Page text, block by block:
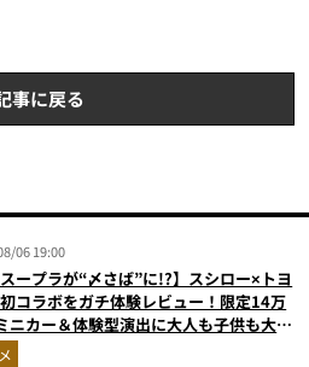
事に戻る
06 19:00
スープラが“〆さば”に!?】スシロー×トヨ
コラボをガチ体験レビュー！限定14万
ニカー＆体験型演出に大人も子供も大興
なし